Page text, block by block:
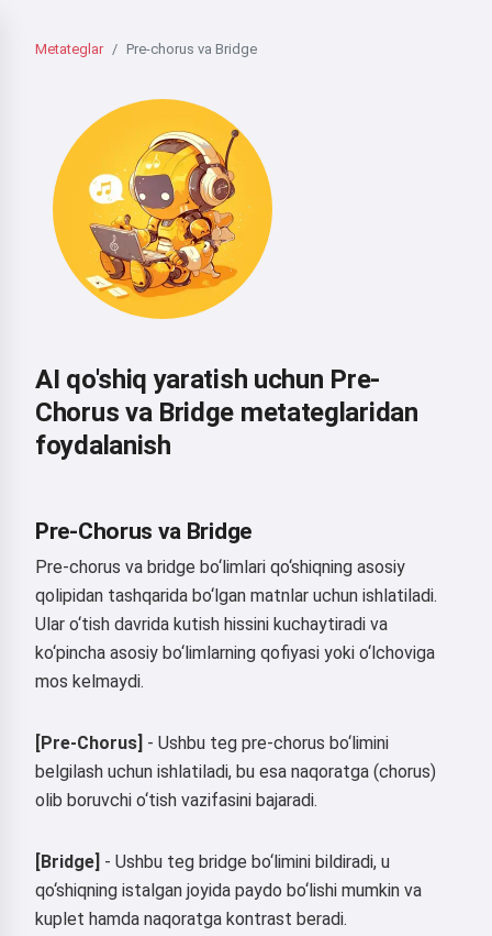
Metateglar Pre-chorus va Bridge
AI qo'shiq yaratish uchun Pre-
Chorus va Bridge metateglaridan
foydalanish
Pre-Chorus va Bridge
Pre-chorus va bridge bo‘limlari qo‘shiqning asosiy
qolipidan tashqarida bo‘lgan matnlar uchun ishlatiladi.
Ular o‘tish davrida kutish hissini kuchaytiradi va
ko‘pincha asosiy bo‘limlarning qofiyasi yoki o‘lchoviga
mos kelmaydi.
[Pre-Chorus] - Ushbu teg pre-chorus bo‘limini
belgilash uchun ishlatiladi, bu esa naqoratga (chorus)
olib boruvchi o‘tish vazifasini bajaradi.
[Bridge] - Ushbu teg bridge bo‘limini bildiradi, u
qo‘shiqning istalgan joyida paydo bo‘lishi mumkin va
kuplet hamda naqoratga kontrast beradi.